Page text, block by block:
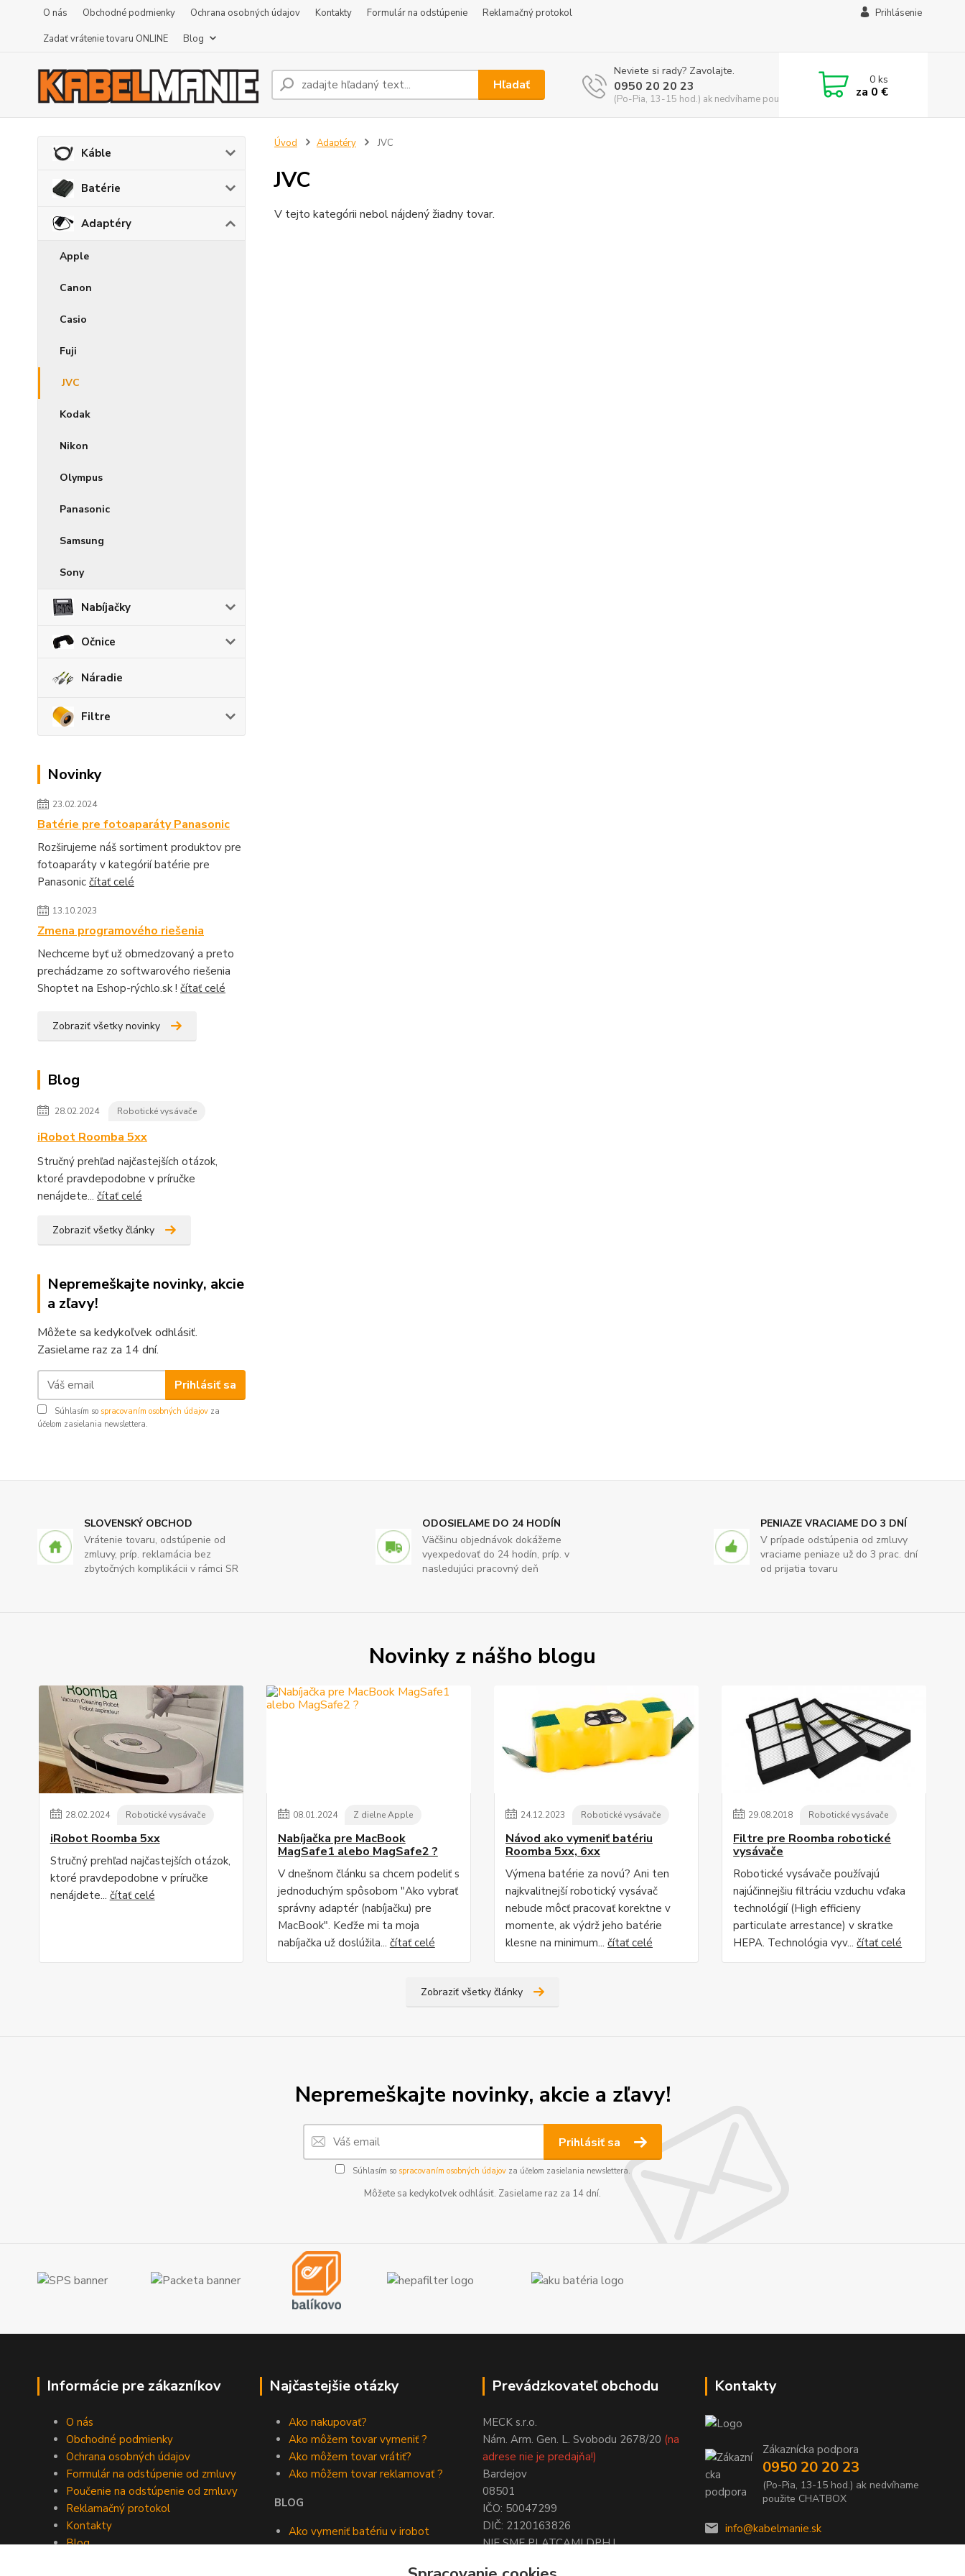
O nás Obchodné podmienky Ochrana osobných údajov Kontakty Formulár na odstúpenie
Reklamačný protokol
Zadať vrátenie tovaru ONLINE
Blog
Prihlásenie
Hľadať
Neviete si rady? Zavolajte.
0950 20 20 23
(Po-Pia, 13-15 hod.) ak nedvíhame použite CHATBOX
0ks
za 0 €
Káble
Batérie
Adaptéry
Apple
Canon
Casio
Fuji
JVC
Kodak
Nikon
Olympus
Panasonic
Samsung
Sony
Nabíjačky
Očnice
Náradie
Filtre
Novinky
23.02.2024
Batérie pre fotoaparáty Panasonic
Rozširujeme náš sortiment produktov pre
fotoaparáty v kategórií batérie pre
Panasonic čítať celé
13.10.2023
Zmena programového riešenia
Nechceme byť už obmedzovaný a preto
prechádzame zo softwarového riešenia
Shoptet na Eshop-rýchlo.sk ! čítať celé
Zobraziť všetky novinky
Blog
28.02.2024 Robotické vysávače
iRobot Roomba 5xx
Stručný prehľad najčastejších otázok,
ktoré pravdepodobne v príručke
nenájdete... čítať celé
Zobraziť všetky články
Nepremeškajte novinky, akcie
a zľavy!
Môžete sa kedykoľvek odhlásiť.
Zasielame raz za 14 dní.
Prihlásiť sa
Súhlasím so spracovaním osobných údajov za
účelom zasielania newslettera.
Úvod Adaptéry JVC
JVC
V tejto kategórii nebol nájdený žiadny tovar.
SLOVENSKÝ OBCHOD
Vrátenie tovaru, odstúpenie od
zmluvy, príp. reklamácia bez
zbytočných komplikácii v rámci SR
ODOSIELAME DO 24 HODÍN
Väčšinu objednávok dokážeme
vyexpedovať do 24 hodín, príp. v
nasledujúci pracovný deň
PENIAZE VRACIAME DO 3 DNÍ
V prípade odstúpenia od zmluvy
vraciame peniaze už do 3 prac. dní
od prijatia tovaru
Novinky z nášho blogu
28.02.2024 Robotické vysávače
iRobot Roomba 5xx
Stručný prehľad najčastejších otázok,
ktoré pravdepodobne v príručke
nenájdete... čítať celé
08.01.2024 Z dielne Apple
Nabíjačka pre MacBook
MagSafe1 alebo MagSafe2 ?
V dnešnom článku sa chcem podeliť s
jednoduchým spôsobom "Ako vybrať
správny adaptér (nabíjačku) pre
MacBook". Keďže mi ta moja
nabíjačka už doslúžila... čítať celé
24.12.2023 Robotické vysávače
Návod ako vymeniť batériu
Roomba 5xx, 6xx
Výmena batérie za novú? Ani ten
najkvalitnejší robotický vysávač
nebude môcť pracovať korektne v
momente, ak výdrž jeho batérie
klesne na minimum... čítať celé
29.08.2018 Robotické vysávače
Filtre pre Roomba robotické
vysávače
Robotické vysávače používajú
najúčinnejšiu filtráciu vzduchu vďaka
technológií (High efficieny
particulate arrestance) v skratke
HEPA. Technológia vyv...čítať celé
Zobraziť všetky články
Nepremeškajte novinky, akcie a zľavy!
Prihlásiť sa
Súhlasím so spracovaním osobných údajovza účelom zasielania newslettera.
Môžete sa kedykoľvek odhlásiť. Zasielame raz za 14 dní.
Informácie pre zákazníkov
O nás
Obchodné podmienky
Ochrana osobných údajov
Formulár na odstúpenie od zmluvy
Poučenie na odstúpenie od zmluvy
Reklamačný protokol
Kontakty
Blog
Najčastejšie otázky
Ako nakupovať?
Ako môžem tovar vymeniť ?
Ako môžem tovar vrátiť?
Ako môžem tovar reklamovať ?
BLOG
Ako vymeniť batériu v irobot
roomba
Kedy vymeniť batériu roomba
Prevádzkovateľ obchodu
MECK s.r.o.
Nám. Arm. Gen. L. Svobodu 2678/20 (na
adrese nie je predajňa!)
Bardejov
08501
IČO: 50047299
DIČ: 2120163826
NIE SME PLATCAMI DPH !
Kontakty
Zákaznícka podpora
0950 20 20 23
(Po-Pia, 13-15 hod.) ak nedvíhame
použite CHATBOX
info@kabelmanie.sk